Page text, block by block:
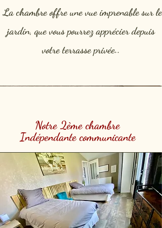
La chambre offre une vue imprenable sur le
jardin, que vous pourrez apprécier depuis
votre terrasse privée.​.
Notre 2ème chambre
Indépendantecommunicante